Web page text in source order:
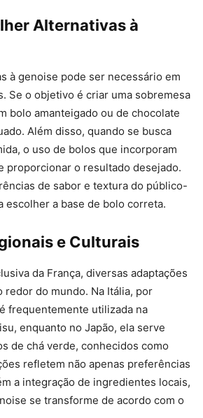
Alternativas à
à genoise pode ser necessário em
Se o objetivo é criar uma sobremesa
bolo amanteigado ou de chocolate
Além disso, quando se busca
o uso de bolos que incorporam
proporcionar o resultado desejado.
de sabor e textura do público-
escolher a base de bolo correta.
e Culturais
da França, diversas adaptações
redor do mundo. Na Itália, por
frequentemente utilizada na
enquanto no Japão, ela serve
de chá verde, conhecidos como
refletem não apenas preferências
a integração de ingredientes locais,
se transforme de acordo com o